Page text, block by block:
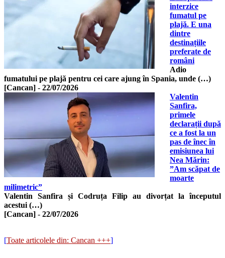
interzice
fumatul pe
plajă. E una
dintre
destinațiile
preferate de
români
Adio
fumatului pe plajă pentru cei care ajung în Spania, unde (…)
[Cancan] - 22/07/2026
Valentin
Sanfira,
primele
declarații după
ce a fost la un
pas de înec în
emisiunea lui
Nea Mărin:
”Am scăpat de
moarte
milimetric”
Valentin Sanfira și Codruța Filip au divorțat la începutul
acestui (…)
[Cancan] - 22/07/2026
[Toate articolele din: Cancan +++]